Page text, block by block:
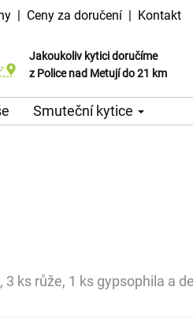
| Ceny za doručení | Kontakt
Jakoukoliv kytici doručíme
z Police nad Metují do 21 km
Možnost vyzvednout v naší
Smuteční kytice
3 ks růže, 1 ks gypsophila a